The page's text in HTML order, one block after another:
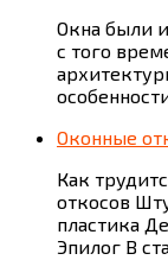
Окна были
с того
Оконные
Как
откосов
пластика
Эпилог В